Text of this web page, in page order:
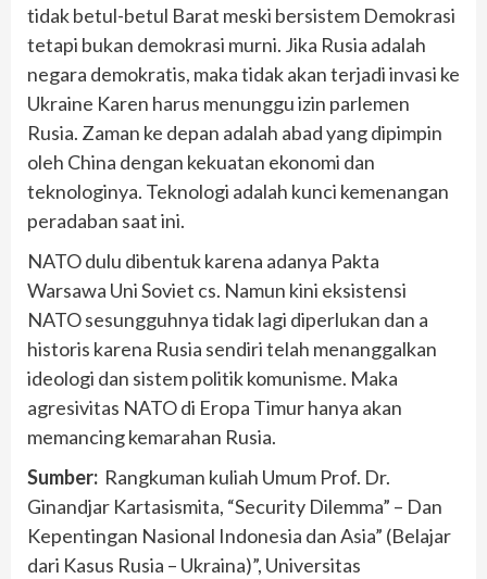
tidak betul-betul Barat meski bersistem Demokrasi
tetapi bukan demokrasi murni. Jika Rusia adalah
negara demokratis, maka tidak akan terjadi invasi ke
Ukraine Karen harus menunggu izin parlemen
Rusia. Zaman ke depan adalah abad yang dipimpin
oleh China dengan kekuatan ekonomi dan
teknologinya. Teknologi adalah kunci kemenangan
peradaban saat ini.
NATO dulu dibentuk karena adanya Pakta
Warsawa Uni Soviet cs. Namun kini eksistensi
NATO sesungguhnya tidak lagi diperlukan dan a
historis karena Rusia sendiri telah menanggalkan
ideologi dan sistem politik komunisme. Maka
agresivitas NATO di Eropa Timur hanya akan
memancing kemarahan Rusia.
Sumber: Rangkuman kuliah Umum Prof. Dr.
Ginandjar Kartasismita, “Security Dilemma” – Dan
Kepentingan Nasional Indonesia dan Asia” (Belajar
dari Kasus Rusia – Ukraina)”, Universitas